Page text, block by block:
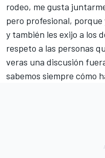
rodeo, me gusta
pero profesional, porque
y también les exijo a los
respeto a las personas
veras una discusión
sabemos siempre cómo